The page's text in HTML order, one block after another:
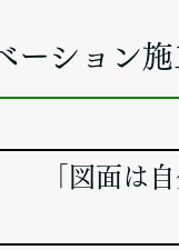
ーション
「図面は